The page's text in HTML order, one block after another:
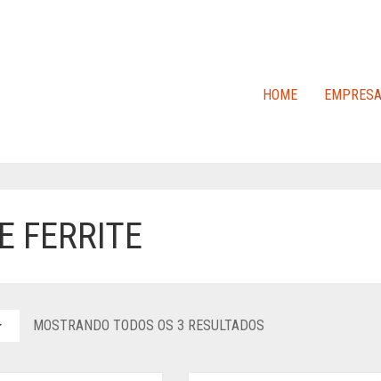
HOME EMPRESA
FERRITE
MOSTRANDO TODOS OS 3 RESULTADOS